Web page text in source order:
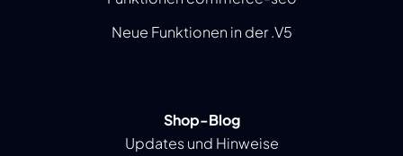
Neue Funktionen in der .V5
Shop-Blog
Updates und Hinweise